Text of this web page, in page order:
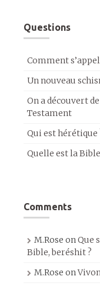
Questions
Comment
Un nouveau
On a découvert
Testament
Qui est hérétique
Quelle est la
Comments
M.Rose onQue
Bible, beréshit ?
M.Rose on